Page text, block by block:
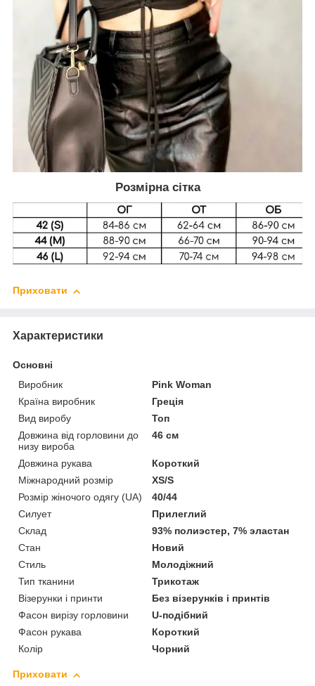
Розмірна сітка
Приховати
Характеристики
Основні
Виробник
Pink Woman
Країна виробник
Греція
Вид виробу
Топ
Довжина від горловини до
низу вироба
46 см
Довжина рукава
Короткий
Міжнародний розмір
XS/S
Розмір жіночого одягу (UA)
40/44
Силует
Прилеглий
Склад
93% полиэстер, 7% эластан
Стан
Новий
Стиль
Молодіжний
Тип тканини
Трикотаж
Візерунки і принти
Без візерунків і принтів
Фасон вирізу горловини
U-подібний
Фасон рукава
Короткий
Колір
Чорний
Приховати